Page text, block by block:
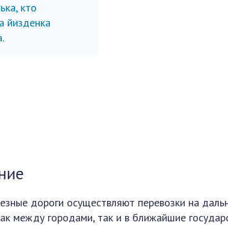
кто
йизденка
дороги осуществляют перевозки на
между городами, так и в ближайшие